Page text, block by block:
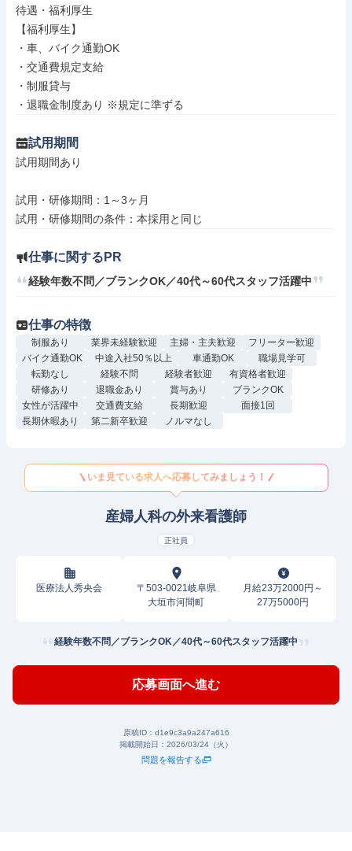
待遇・福利厚生
【福利厚生】
・車、バイク通勤OK
・交通費規定支給
・制服貸与
・退職金制度あり ※規定に準ずる
試用期間
試用期間あり
試用・研修期間：1～3ヶ月
仕事に関するPR
経験年数不問／ブランクOK／40代～60代スタッフ活躍中
仕事の特徴
制服あり 業界未経験歓迎 主婦・主夫歓迎
フリーター歓迎
バイク通勤OK
中途入社50％以上 車通勤OK
職場見学可
転勤なし
経験不問 経験者歓迎
有資格者歓迎
研修あり
退職金あり 賞与あり
ブランクOK
女性が活躍中
交通費支給 長期歓迎
面接1回
長期休暇あり
第二新卒歓迎 ノルマなし
いま見ている求人へ応募してみましょう！
産婦人科の外来看護師
正社員
医療法人秀央会
〒503-0021岐阜県
大垣市河間町
月給23万2000円～
27万5000円
経験年数不問／ブランクOK／40代～60代スタッフ活躍中
応募画面へ進む
原稿ID： d1e9c3a9a247a616
掲載開始日： 2026/03/24（火）
問題を報告する